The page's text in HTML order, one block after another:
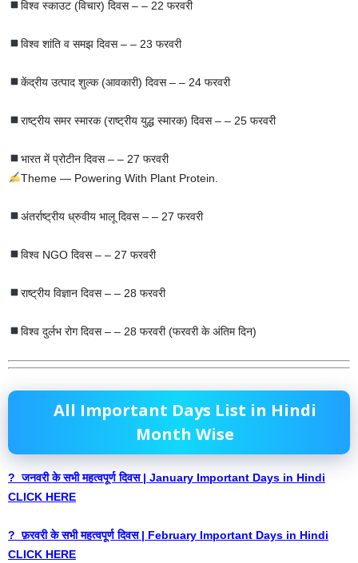
विश्व स्काउट (विचार) दिवस – – 22 फरवरी
विश्व शांति व समझ दिवस – – 23 फरवरी
केंद्रीय उत्पाद शुल्क (आवकारी) दिवस – – 24 फरवरी
राष्ट्रीय समर स्मारक (राष्ट्रीय युद्ध स्मारक) दिवस – – 25 फरवरी
भारत में प्रोटीन दिवस – – 27 फरवरी
Theme — Powering With Plant Protein.
अंतर्राष्ट्रीय ध्रुवीय भालू दिवस – – 27 फरवरी
विश्व NGO दिवस – – 27 फरवरी
राष्ट्रीय विज्ञान दिवस – – 28 फरवरी
विश्व दुर्लभ रोग दिवस – – 28 फरवरी (फरवरी के अंतिम दिन)
All Important Days List in Hindi
Month Wise
? जनवरी के सभी महत्वपूर्ण दिवस | January Important Days in Hindi
CLICK HERE
? फ़रवरी के सभी महत्वपूर्ण दिवस | February Important Days in Hindi
CLICK HERE